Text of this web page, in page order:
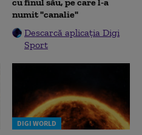
numit "canalie"
Descarcă aplicația Digi
Sport
DIGI WORLD